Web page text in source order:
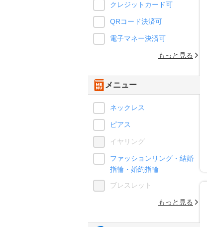
クレジットカード可
QRコード決済可
電子マネー決済可
もっと見る
メニュー
ネックレス
ピアス
イヤリング
ファッションリング・結婚
指輪・婚約指輪
ブレスレット
もっと見る